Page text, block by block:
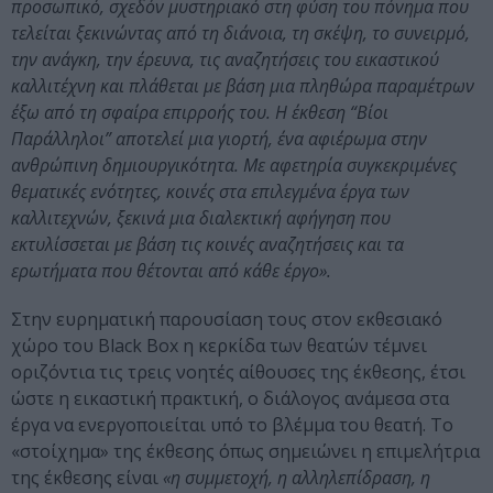
προσωπικό, σχεδόν μυστηριακό στη φύση του πόνημα που
τελείται ξεκινώντας από τη διάνοια, τη σκέψη, το συνειρμό,
την ανάγκη, την έρευνα, τις αναζητήσεις του εικαστικού
καλλιτέχνη και πλάθεται με βάση μια πληθώρα παραμέτρων
έξω από τη σφαίρα επιρροής του. Η έκθεση “Βίοι
Παράλληλοι” αποτελεί μια γιορτή, ένα αφιέρωμα στην
ανθρώπινη δημιουργικότητα. Με αφετηρία συγκεκριμένες
θεματικές ενότητες, κοινές στα επιλεγμένα έργα των
καλλιτεχνών, ξεκινά μια διαλεκτική αφήγηση που
εκτυλίσσεται με βάση τις κοινές αναζητήσεις και τα
ερωτήματα που θέτονται από κάθε έργο».
Στην ευρηματική παρουσίαση τους στον εκθεσιακό
χώρο του Black Box η κερκίδα των θεατών τέμνει
οριζόντια τις τρεις νοητές αίθουσες της έκθεσης, έτσι
ώστε η εικαστική πρακτική, ο διάλογος ανάμεσα στα
έργα να ενεργοποιείται υπό το βλέμμα του θεατή. Το
«στοίχημα» της έκθεσης όπως σημειώνει η επιμελήτρια
της έκθεσης είναι «η συμμετοχή, η αλληλεπίδραση, η